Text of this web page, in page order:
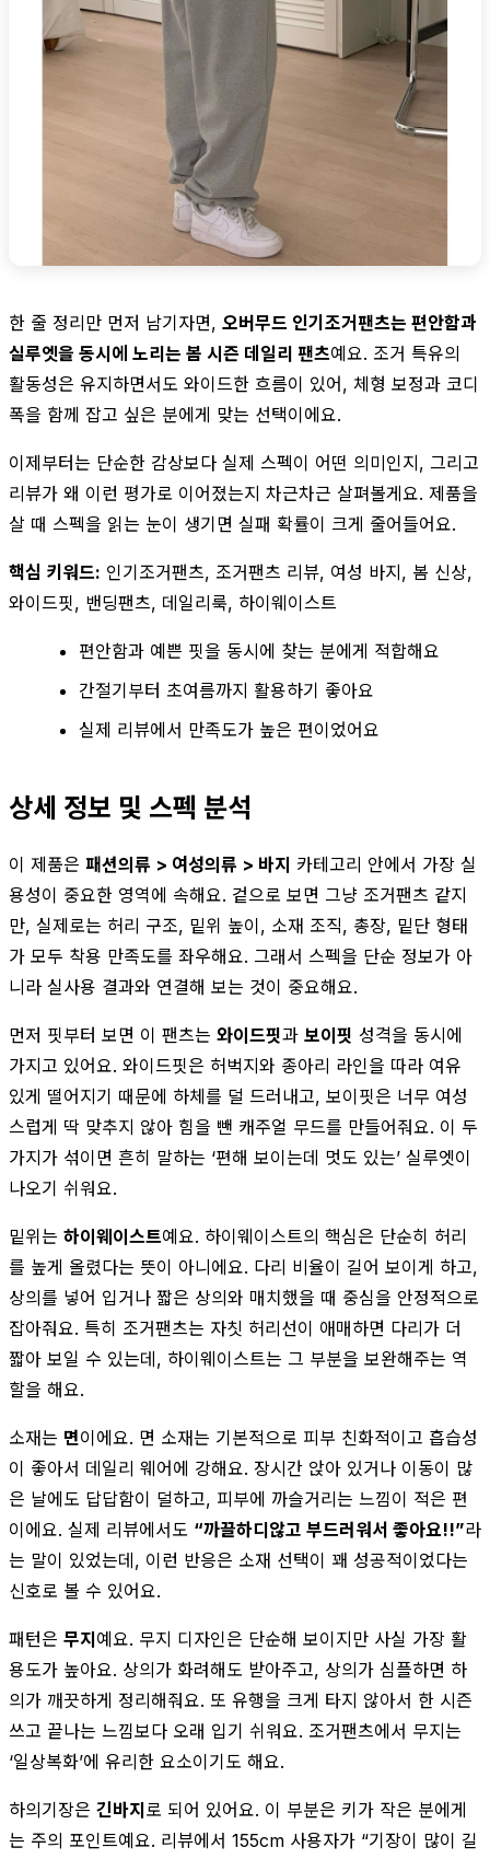
한 줄 정리만 먼저 남기자면, 오버무드 인기조거팬츠는 편안함과
실루엣을 동시에 노리는 봄 시즌 데일리 팬츠예요. 조거 특유의
활동성은 유지하면서도 와이드한 흐름이 있어, 체형 보정과 코디
폭을 함께 잡고 싶은 분에게 맞는 선택이에요.
이제부터는 단순한 감상보다 실제 스펙이 어떤 의미인지, 그리고
리뷰가 왜 이런 평가로 이어졌는지 차근차근 살펴볼게요. 제품을
살 때 스펙을 읽는 눈이 생기면 실패 확률이 크게 줄어들어요.
핵심 키워드: 인기조거팬츠, 조거팬츠 리뷰, 여성 바지, 봄 신상,
와이드핏, 밴딩팬츠, 데일리룩, 하이웨이스트
편안함과 예쁜 핏을 동시에 찾는 분에게 적합해요
간절기부터 초여름까지 활용하기 좋아요
실제 리뷰에서 만족도가 높은 편이었어요
상세 정보 및 스펙 분석
이 제품은 패션의류 > 여성의류 > 바지 카테고리 안에서 가장 실
용성이 중요한 영역에 속해요. 겉으로 보면 그냥 조거팬츠 같지
만, 실제로는 허리 구조, 밑위 높이, 소재 조직, 총장, 밑단 형태
가 모두 착용 만족도를 좌우해요. 그래서 스펙을 단순 정보가 아
니라 실사용 결과와 연결해 보는 것이 중요해요.
먼저 핏부터 보면 이 팬츠는 와이드핏과 보이핏 성격을 동시에
가지고 있어요. 와이드핏은 허벅지와 종아리 라인을 따라 여유
있게 떨어지기 때문에 하체를 덜 드러내고, 보이핏은 너무 여성
스럽게 딱 맞추지 않아 힘을 뺀 캐주얼 무드를 만들어줘요. 이 두
가지가 섞이면 흔히 말하는 ‘편해 보이는데 멋도 있는’ 실루엣이
나오기 쉬워요.
밑위는 하이웨이스트예요. 하이웨이스트의 핵심은 단순히 허리
를 높게 올렸다는 뜻이 아니에요. 다리 비율이 길어 보이게 하고,
상의를 넣어 입거나 짧은 상의와 매치했을 때 중심을 안정적으로
잡아줘요. 특히 조거팬츠는 자칫 허리선이 애매하면 다리가 더
짧아 보일 수 있는데, 하이웨이스트는 그 부분을 보완해주는 역
할을 해요.
소재는 면이에요. 면 소재는 기본적으로 피부 친화적이고 흡습성
이 좋아서 데일리 웨어에 강해요. 장시간 앉아 있거나 이동이 많
은 날에도 답답함이 덜하고, 피부에 까슬거리는 느낌이 적은 편
이에요. 실제 리뷰에서도 “까끌하디않고 부드러워서 좋아요!!”라
는 말이 있었는데, 이런 반응은 소재 선택이 꽤 성공적이었다는
신호로 볼 수 있어요.
패턴은 무지예요. 무지 디자인은 단순해 보이지만 사실 가장 활
용도가 높아요. 상의가 화려해도 받아주고, 상의가 심플하면 하
의가 깨끗하게 정리해줘요. 또 유행을 크게 타지 않아서 한 시즌
쓰고 끝나는 느낌보다 오래 입기 쉬워요. 조거팬츠에서 무지는
‘일상복화’에 유리한 요소이기도 해요.
하의기장은 긴바지로 되어 있어요. 이 부분은 키가 작은 분에게
는 주의 포인트예요. 리뷰에서 155cm 사용자가 “기장이 많이 길